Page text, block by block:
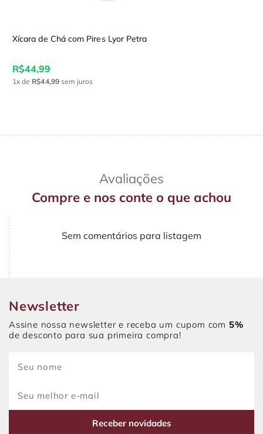
Xícara de Chá com Pires Lyor Petra
R$44,99
1x de R$44,99sem juros
Avaliações
Compre e nos conte o que achou
Sem comentários para listagem
Newsletter
Assine nossa newsletter e receba um cupom com 5%
de desconto para sua primeira compra!
Receber novidades